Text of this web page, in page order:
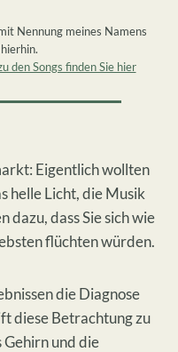
Nennung meines Namens
den Songs finden Sie hier
Eigentlich wollten
helle Licht, die Musik
dazu, dass Sie sich wie
flüchten würden.
die Diagnose
diese Betrachtung zu
Gehirn und die